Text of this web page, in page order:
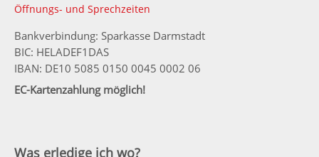
Öffnungs- und Sprechzeiten
Bankverbindung: Sparkasse Darmstadt
BIC: HELADEF1DAS
IBAN: DE10 5085 0150 0045 0002 06
EC-Kartenzahlung möglich!
Was erledige ich wo?